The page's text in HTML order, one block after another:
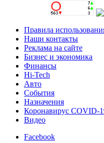
Правила
Наши контакты
Реклама на сайте
Бизнес и экономика
Финансы
Hi-Tech
Авто
События
Назначения
Коронавирус COVID-
Видео
Facebook